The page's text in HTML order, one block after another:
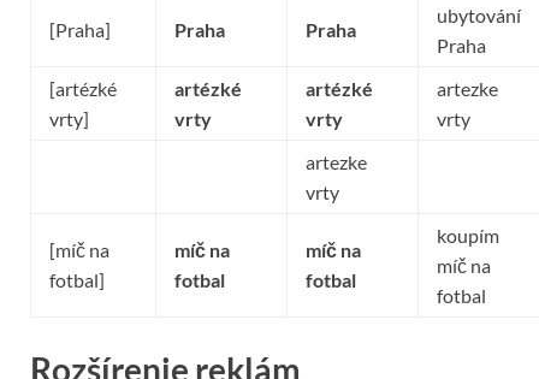
[Praha] Praha Praha
ubytování
Praha
[artézké
vrty]
artézké
vrty
artézké
vrty
artezke
vrty
artezke
vrty
[míč na
fotbal]
míč na
fotbal
míč na
fotbal
koupím
míč na
fotbal
Rozšírenie reklám